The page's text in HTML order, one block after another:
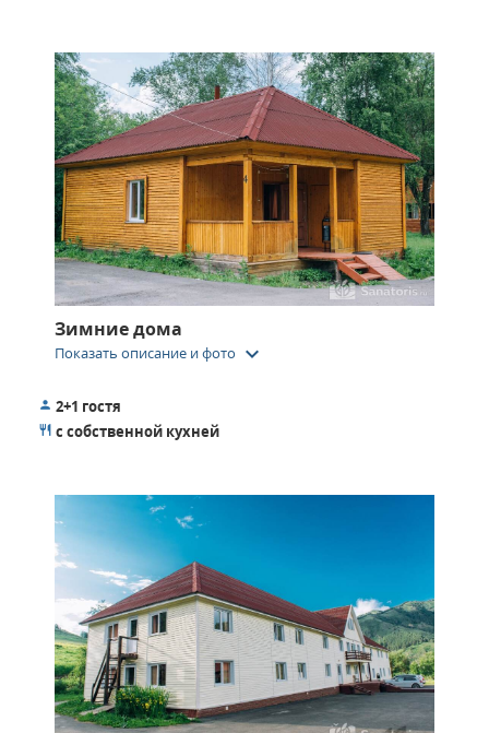
Зимние дома
Показать описание и фото keyboard_arrow_down
2+1 гостя
с собственной кухней